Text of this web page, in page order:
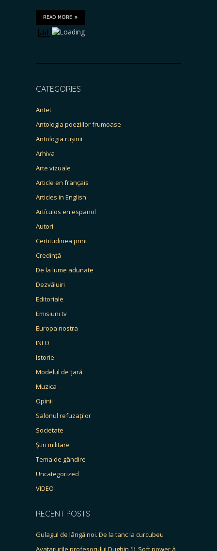
READ MORE
CATEGORIES
Antet
Antologia poeziilor frumoase
Antologia rușinii
Arhiva
Arte vizuale
Article en français
Articles in English
Artículos en español
Autori
Certitudinea print
Credință
De la lume adunate
Dezvăluiri
Editoriale
Emisiuni tv
Europa nostra
INFO
Istorie
Modelul de țară
Muzica
Opinii
Salonul refuzaților
Societate
Știri militare
Tema de gândire
Uncategorized
VIDEO
RECENT POSTS
Gulagul de lângă noi. De la tanc la curcubeu
Avatarurile profesorului Dughin (I). Soft power à